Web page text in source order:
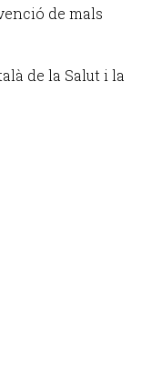
de mals
de la Salut i la